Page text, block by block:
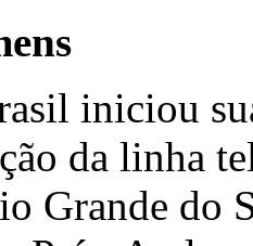
iniciou
da linha
Grande do